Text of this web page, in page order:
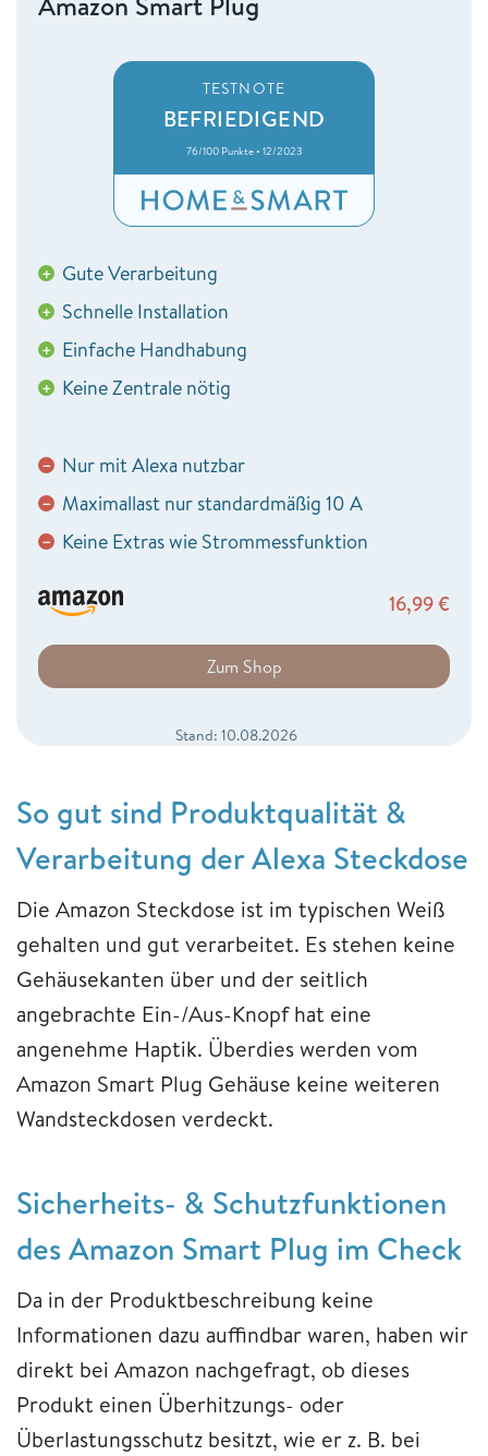
TESTNOTE
BEFRIEDIGEND
76/100 Punkte • 12/2023
+ Gute Verarbeitung
+ Schnelle Installation
+ Einfache Handhabung
+ Keine Zentrale nötig
− Nur mit Alexa nutzbar
− Maximallast nur standardmäßig 10 A
− Keine Extras wie Strommessfunktion
16,99€
Zum Shop
Stand: 10.08.2026
So gut sind Produktqualität &
Verarbeitung der Alexa Steckdose
Die Amazon Steckdose ist im typischen Weiß
gehalten und gut verarbeitet. Es stehen keine
Gehäusekanten über und der seitlich
angebrachte Ein-/Aus-Knopf hat eine
angenehme Haptik. Überdies werden vom
Amazon Smart Plug Gehäuse keine weiteren
Wandsteckdosen verdeckt.
Sicherheits- & Schutzfunktionen
des Amazon Smart Plug im Check
Da in der Produktbeschreibung keine
Informationen dazu auffindbar waren, haben wir
direkt bei Amazon nachgefragt, ob dieses
Produkt einen Überhitzungs- oder
Überlastungsschutz besitzt, wie er z. B. bei